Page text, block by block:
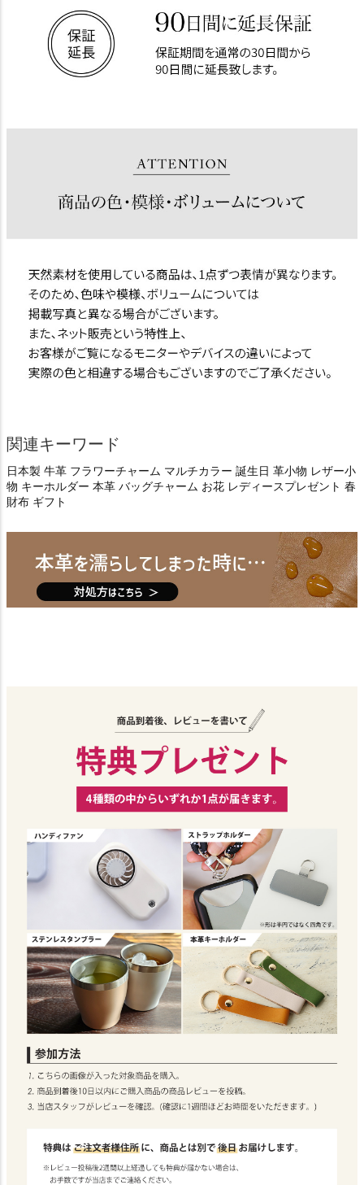
関連キーワード
日本製 牛革 フラワーチャーム マルチカラー 誕生日 革小物 レザー小
物 キーホルダー 本革 バッグチャーム お花 レディースプレゼント 春
財布 ギフト